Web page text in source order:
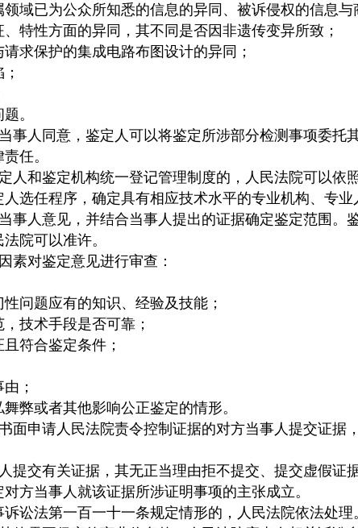
已为公众所知悉的信息的异同、被诉侵权的信息与
性方面的异同，其不同是否因非遗传变异所致；
保护的集成电路布图设计的异同；
。
事人同意，鉴定人可以将鉴定所涉部分检测事项委托
任。
人和鉴定机构统一登记管理制度的，人民法院可以依
选任程序，确定具有相应技术水平的专业机构、专业
事人意见，并结合当事人提出的证据确定鉴定范围。
院可以准许。
素对鉴定意见进行审查：
题应有的知识、经验及技能；
技术手段是否可靠；
符合鉴定条件；
；
或者其他影响公正鉴定的情形。
面申请人民法院责令控制证据的对方当事人提交证据
提交有关证据，其无正当理由拒不提交、提交虚假证
方当事人就该证据所涉证明事项的主张成立。
法第一百一十一条规定情形的，人民法院依法处理